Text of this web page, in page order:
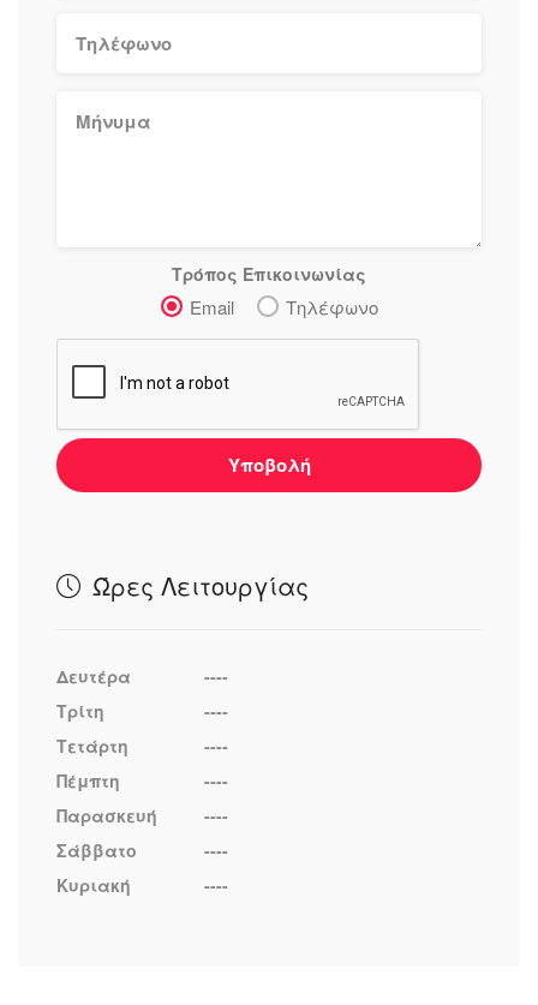
Τρόπος Επικοινωνίας
Email Τηλέφωνο
Υποβολή
Ώρες Λειτουργίας
Δευτέρα
----
Τρίτη
----
Τετάρτη
----
Πέμπτη
----
Παρασκευή
----
Σάββατο
----
Κυριακή
----